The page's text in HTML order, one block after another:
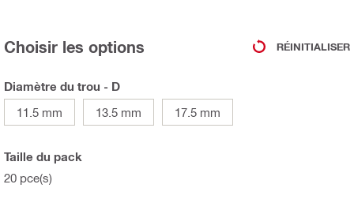
Choisir les options RÉINITIALISER
Diamètre du trou - D
11.5 mm
13.5 mm 17.5 mm
Taille du pack
20 pce(s)